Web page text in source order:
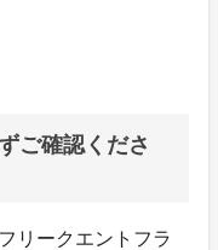
ご確認くださ
リークエントフラ